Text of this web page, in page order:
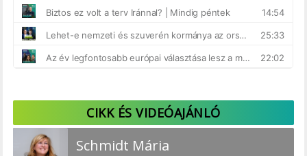
CIKK ÉS VIDEÓAJÁNLÓ
Schmidt Mária